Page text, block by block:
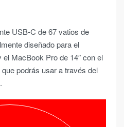
USB-C de 67 vatios de
diseñado para el
el MacBook Pro de 14″ con el
podrás usar a través del